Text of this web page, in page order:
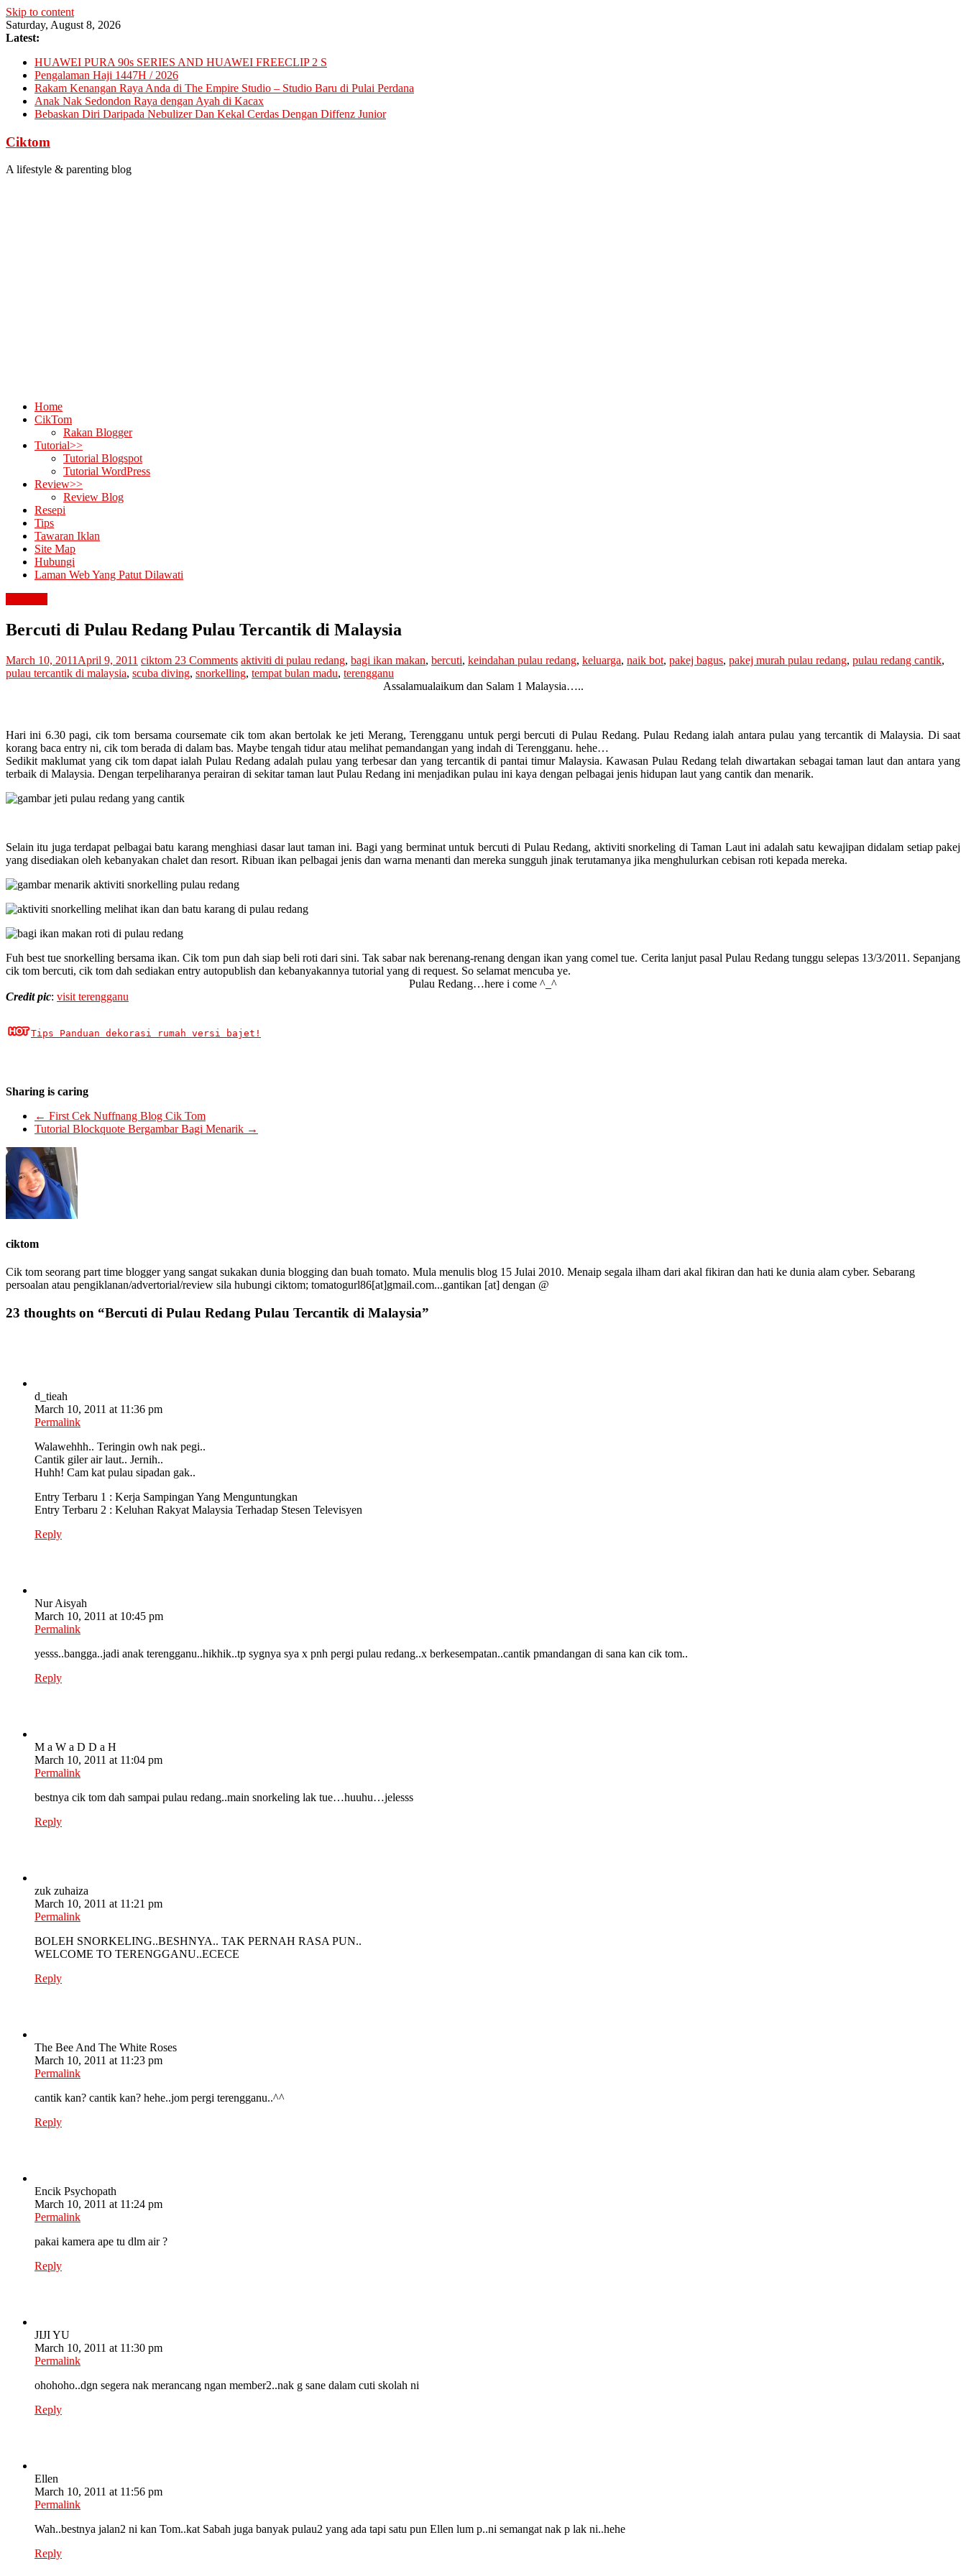
Skip to content
Saturday, August 8, 2026
Latest:
HUAWEI PURA 90s SERIES AND HUAWEI FREECLIP 2 S
Pengalaman Haji 1447H / 2026
Rakam Kenangan Raya Anda di The Empire Studio – Studio Baru di Pulai Perdana
Anak Nak Sedondon Raya dengan Ayah di Kacax
Bebaskan Diri Daripada Nebulizer Dan Kekal Cerdas Dengan Diffenz Junior
Ciktom
A lifestyle & parenting blog
Home
CikTom
Rakan Blogger
Tutorial>>
Tutorial Blogspot
Tutorial WordPress
Review>>
Review Blog
Resepi
Tips
Tawaran Iklan
Site Map
Hubungi
Laman Web Yang Patut Dilawati
Bercuti di Pulau Redang Pulau Tercantik di Malaysia
March 10, 2011 April 9, 2011 ciktom 23 Comments aktiviti di pulau redang, bagi ikan makan, bercuti, keindahan pulau redang, keluarga, naik bot, pakej bagus, pakej murah pulau redang, pulau redang cantik,
pulau tercantik di malaysia, scuba diving, snorkelling, tempat bulan madu, terengganu
Assalamualaikum dan Salam 1 Malaysia…..
Hari ini 6.30 pagi, cik tom bersama coursemate cik tom akan bertolak ke jeti Merang, Terengganu untuk pergi bercuti di Pulau Redang. Pulau Redang ialah antara pulau yang tercantik di Malaysia. Di saat
korang baca entry ni, cik tom berada di dalam bas. Maybe tengah tidur atau melihat pemandangan yang indah di Terengganu. hehe…
Sedikit maklumat yang cik tom dapat ialah Pulau Redang adalah pulau yang terbesar dan yang tercantik di pantai timur Malaysia. Kawasan Pulau Redang telah diwartakan sebagai taman laut dan antara yang
terbaik di Malaysia. Dengan terpeliharanya perairan di sekitar taman laut Pulau Redang ini menjadikan pulau ini kaya dengan pelbagai jenis hidupan laut yang cantik dan menarik.
Selain itu juga terdapat pelbagai batu karang menghiasi dasar laut taman ini. Bagi yang berminat untuk bercuti di Pulau Redang, aktiviti snorkeling di Taman Laut ini adalah satu kewajipan didalam setiap pakej
yang disediakan oleh kebanyakan chalet dan resort. Ribuan ikan pelbagai jenis dan warna menanti dan mereka sungguh jinak terutamanya jika menghulurkan cebisan roti kepada mereka.
Fuh best tue snorkelling bersama ikan. Cik tom pun dah siap beli roti dari sini. Tak sabar nak berenang-renang dengan ikan yang comel tue. Cerita lanjut pasal Pulau Redang tunggu selepas 13/3/2011. Sepanjang
cik tom bercuti, cik tom dah sediakan entry autopublish dan kebanyakannya tutorial yang di request. So selamat mencuba ye.
Pulau Redang…here i come ^_^
Credit pic: visit terengganu
Tips Panduan dekorasi rumah versi bajet!
Sharing is caring
← First Cek Nuffnang Blog Cik Tom
Tutorial Blockquote Bergambar Bagi Menarik →
ciktom
Cik tom seorang part time blogger yang sangat sukakan dunia blogging dan buah tomato. Mula menulis blog 15 Julai 2010. Menaip segala ilham dari akal fikiran dan hati ke dunia alam cyber. Sebarang
persoalan atau pengiklanan/advertorial/review sila hubungi ciktom; tomatogurl86[at]gmail.com...gantikan [at] dengan @
23 thoughts on “Bercuti di Pulau Redang Pulau Tercantik di Malaysia”
d_tieah
March 10, 2011 at 11:36 pm
Permalink
Walawehhh.. Teringin owh nak pegi..
Cantik giler air laut.. Jernih..
Huhh! Cam kat pulau sipadan gak..
Entry Terbaru 1 : Kerja Sampingan Yang Menguntungkan
Entry Terbaru 2 : Keluhan Rakyat Malaysia Terhadap Stesen Televisyen
Reply
Nur Aisyah
March 10, 2011 at 10:45 pm
Permalink
yesss..bangga..jadi anak terengganu..hikhik..tp sygnya sya x pnh pergi pulau redang..x berkesempatan..cantik pmandangan di sana kan cik tom..
Reply
M a W a D D a H
March 10, 2011 at 11:04 pm
Permalink
bestnya cik tom dah sampai pulau redang..main snorkeling lak tue…huuhu…jelesss
Reply
zuk zuhaiza
March 10, 2011 at 11:21 pm
Permalink
BOLEH SNORKELING..BESHNYA.. TAK PERNAH RASA PUN..
WELCOME TO TERENGGANU..ECECE
Reply
The Bee And The White Roses
March 10, 2011 at 11:23 pm
Permalink
cantik kan? cantik kan? hehe..jom pergi terengganu..^^
Reply
Encik Psychopath
March 10, 2011 at 11:24 pm
Permalink
pakai kamera ape tu dlm air ?
Reply
JIJI YU
March 10, 2011 at 11:30 pm
Permalink
ohohoho..dgn segera nak merancang ngan member2..nak g sane dalam cuti skolah ni
Reply
Ellen
March 10, 2011 at 11:56 pm
Permalink
Wah..bestnya jalan2 ni kan Tom..kat Sabah juga banyak pulau2 yang ada tapi satu pun Ellen lum p..ni semangat nak p lak ni..hehe
Reply